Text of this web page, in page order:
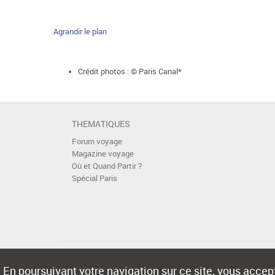
En poursuivant votre navigation sur ce site, vous
Agrandir le plan
Crédit photos : © Paris Canal*
THEMATIQUES
Forum voyage
Magazine voyage
Où et Quand Partir ?
Spécial Paris